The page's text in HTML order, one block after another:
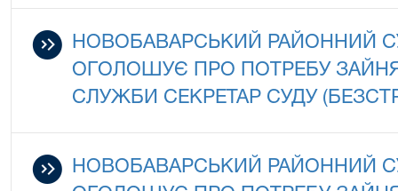
НОВОБАВАРСЬКИЙ РАЙОННИЙ
ОГОЛОШУЄ ПРО ПОТРЕБУ
СЛУЖБИ СЕКРЕТАР СУДУ
НОВОБАВАРСЬКИЙ РАЙОННИЙ